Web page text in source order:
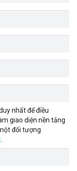
nhất để điều
giao diện nền tảng
đối tượng